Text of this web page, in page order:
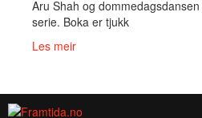
Aru Shah og
serie. Boka er tjukk
Les meir